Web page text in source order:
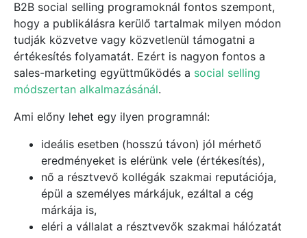
B2B social selling programoknál fontos szempont,
hogy a publikálásra kerülő tartalmak milyen módon
tudják közvetve vagy közvetlenül támogatni a
értékesítés folyamatát. Ezért is nagyon fontos a
sales-marketing együttműködés a social selling
módszertan alkalmazásánál.
Ami előny lehet egy ilyen programnál:
ideális esetben (hosszú távon) jól mérhető
eredményeket is elérünk vele (értékesítés),
nő a résztvevő kollégák szakmai reputációja,
épül a személyes márkájuk, ezáltal a cég
márkája is,
eléri a vállalat a résztvevők szakmai hálózatát